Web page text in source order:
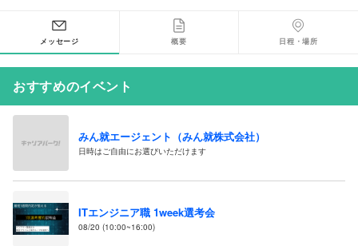
メッセージ 概要 日程・場所
おすすめのイベント
みん就エージェント（みん就株式会社）
日時はご自由にお選びいただけます
ITエンジニア職 1week選考会
08/20 (10:00~16:00)